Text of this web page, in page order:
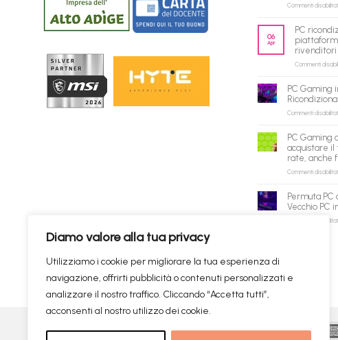
Diamo valore alla tua privacy
Utilizziamo i cookie per migliorare la tua esperienza di
navigazione, offrirti pubblicità o contenuti personalizzati e
analizzare il nostro traffico. Cliccando “Accetta tutti”,
acconsenti al nostro utilizzo dei cookie.
Commenti
06
Apr
PC
rivenditori
Commenti
PC Gaming
Commenti
PC Gaming
acquistare il
rate, anche
Commenti
Permuta
Vecchio PC
Commenti
Visa PayPal
RICERCHE DI TENDENZA ✦ Prodotti consigliati